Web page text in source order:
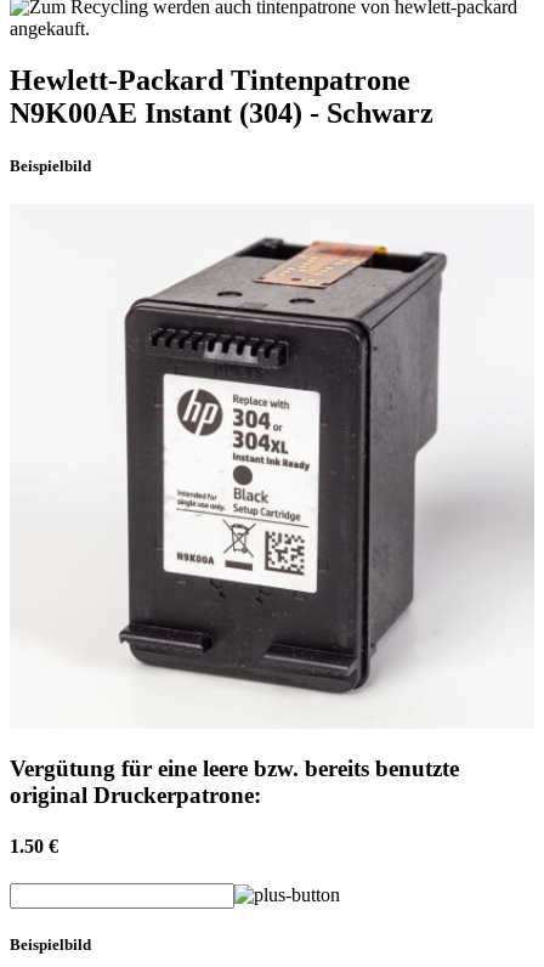
Hewlett-Packard Tintenpatrone
N9K00AE Instant (304) - Schwarz
Beispielbild
Vergütung für eine leere bzw. bereits benutzte
original Druckerpatrone:
1.50 €
Beispielbild